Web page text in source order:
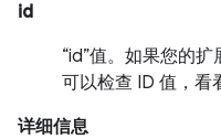
id
“id”值。如果您的
可以检查 ID 值，看
详细信息